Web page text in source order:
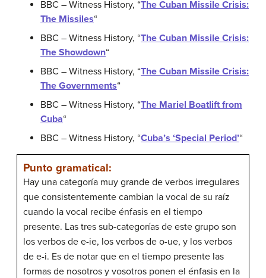
BBC – Witness History, “The Cuban Missile Crisis:
The Missiles“
BBC – Witness History, “The Cuban Missile Crisis:
The Showdown“
BBC – Witness History, “The Cuban Missile Crisis:
The Governments“
BBC – Witness History, “The Mariel Boatlift from
Cuba“
BBC – Witness History, “Cuba’s ‘Special Period’“
Punto gramatical:
Hay una categoría muy grande de verbos irregulares
que consistentemente cambian la vocal de su raíz
cuando la vocal recibe énfasis en el tiempo
presente. Las tres sub-categorías de este grupo son
los verbos de e-ie, los verbos de o-ue, y los verbos
de e-i. Es de notar que en el tiempo presente las
formas de nosotros y vosotros ponen el énfasis en la